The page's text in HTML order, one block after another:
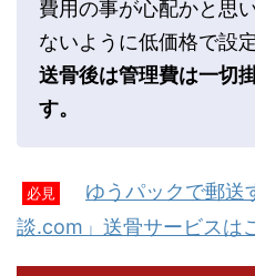
費用の事が心配かと思
ないように低価格で設
送骨後は管理費は一切
す。
必見
ゆうパックで郵送
談.com」送骨サービスは